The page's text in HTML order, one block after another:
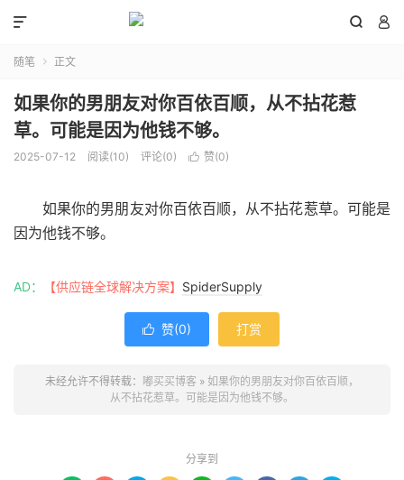
 

随笔  正文
如果你的男朋友对你百依百顺，从不拈花惹
草。可能是因为他钱不够。
2025-07-12 阅读(10) 评论(0)  赞(0)
如果你的男朋友对你百依百顺，从不拈花惹草。可能是
因为他钱不够。
AD： 【供应链全球解决方案】 SpiderSupply
 赞(0) 打赏
未经允许不得转载： 嘟买买博客 » 如果你的男朋友对你百依百顺，
从不拈花惹草。可能是因为他钱不够。
分享到